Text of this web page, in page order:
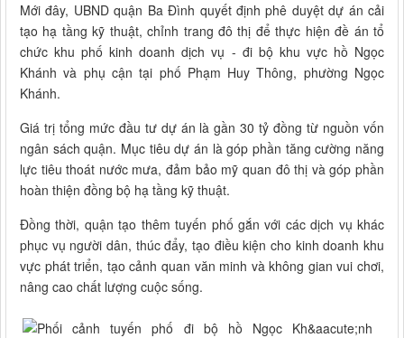
Mới đây, UBND quận Ba Đình quyết định phê duyệt dự án cải
tạo hạ tầng kỹ thuật, chỉnh trang đô thị để thực hiện đề án tổ
chức khu phố kinh doanh dịch vụ - đi bộ khu vực hồ Ngọc
Khánh và phụ cận tại phố Phạm Huy Thông, phường Ngọc
Khánh.
Giá trị tổng mức đầu tư dự án là gần 30 tỷ đồng từ nguồn vốn
ngân sách quận. Mục tiêu dự án là góp phần tăng cường năng
lực tiêu thoát nước mưa, đảm bảo mỹ quan đô thị và góp phần
hoàn thiện đồng bộ hạ tầng kỹ thuật.
Đồng thời, quận tạo thêm tuyến phố gắn với các dịch vụ khác
phục vụ người dân, thúc đẩy, tạo điều kiện cho kinh doanh khu
vực phát triển, tạo cảnh quan văn minh và không gian vui chơi,
nâng cao chất lượng cuộc sống.